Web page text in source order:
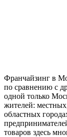
Франчайзинг в
по сравнению с
одной только
жителей:
областных
товаров здесь